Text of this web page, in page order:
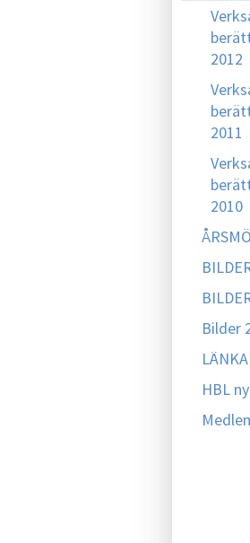
2012
2011
2010
Bilder
HBL